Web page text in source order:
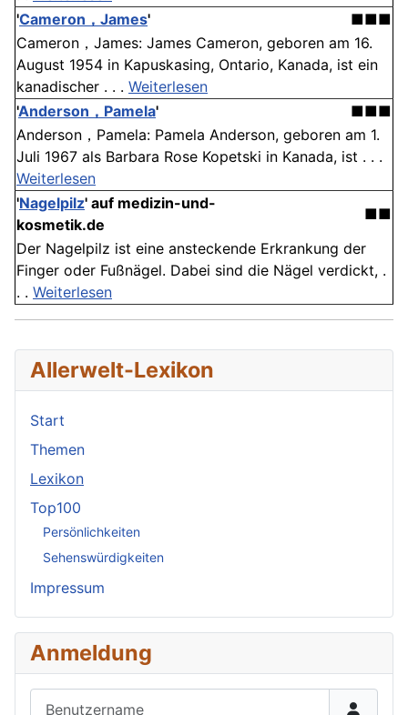
'Cameron，James'
■■■
Cameron，James: James Cameron, geboren am 16.
August 1954 in Kapuskasing, Ontario, Kanada, ist ein
kanadischer . . . Weiterlesen
'Anderson，Pamela'
■■■
Anderson，Pamela: Pamela Anderson, geboren am 1.
Juli 1967 als Barbara Rose Kopetski in Kanada, ist . . .
Weiterlesen
'Nagelpilz' auf medizin-und-
kosmetik.de
■■
Der Nagelpilz ist eine ansteckende Erkrankung der
Finger oder Fußnägel. Dabei sind die Nägel verdickt, .
. . Weiterlesen
Allerwelt-Lexikon
Start
Themen
Lexikon
Top100
Persönlichkeiten
Sehenswürdigkeiten
Impressum
Anmeldung